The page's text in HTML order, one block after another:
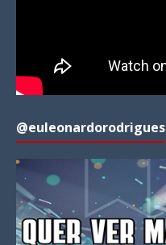
@euleonardorodrigues